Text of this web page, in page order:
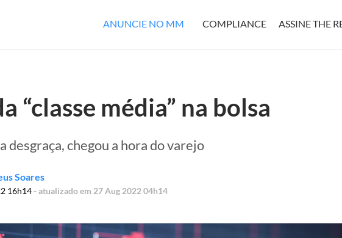
ANUNCIE NO MM COMPLIANCE ASSINE THE
“classe média” na bolsa
desgraça, chegou a hora do varejo
Soares
16h14- atualizado em 27 Aug 2022 04h14